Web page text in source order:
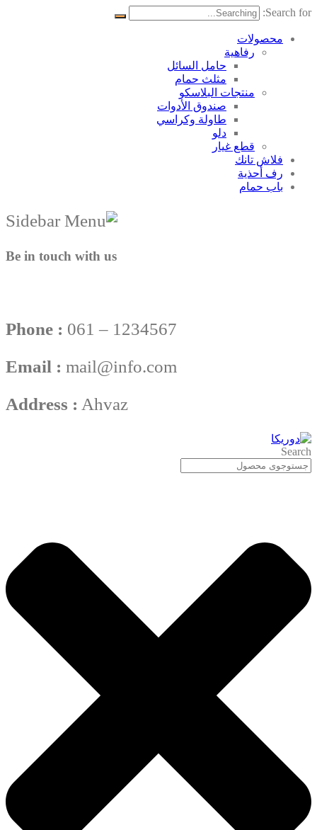
Search for:
محصولات
رفاهية
حامل السائل
مثلث حمام
منتجات البلاسکو
صندوق الأدوات
طاولة وكراسي
دلو
قطع غيار
فلاش تانك
رف أحذية
باب حمام
Be in touch with us
Phone : 061 – 1234567
Email : mail@info.com
Address : Ahvaz
Search